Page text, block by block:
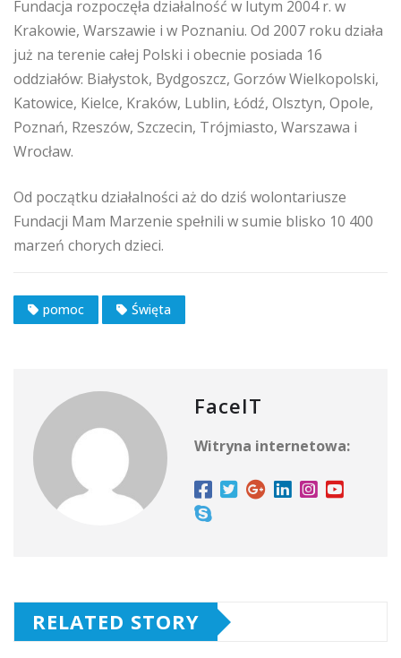
Fundacja rozpoczęła działalność w lutym 2004 r. w
Krakowie, Warszawie i w Poznaniu. Od 2007 roku działa
już na terenie całej Polski i obecnie posiada 16
oddziałów: Białystok, Bydgoszcz, Gorzów Wielkopolski,
Katowice, Kielce, Kraków, Lublin, Łódź, Olsztyn, Opole,
Poznań, Rzeszów, Szczecin, Trójmiasto, Warszawa i
Wrocław.
Od początku działalności aż do dziś wolontariusze
Fundacji Mam Marzenie spełnili w sumie blisko 10 400
marzeń chorych dzieci.
pomoc Święta
FaceIT
Witryna internetowa:
RELATED STORY